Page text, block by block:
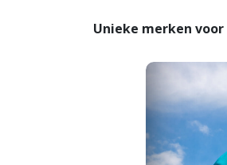
Unieke merken